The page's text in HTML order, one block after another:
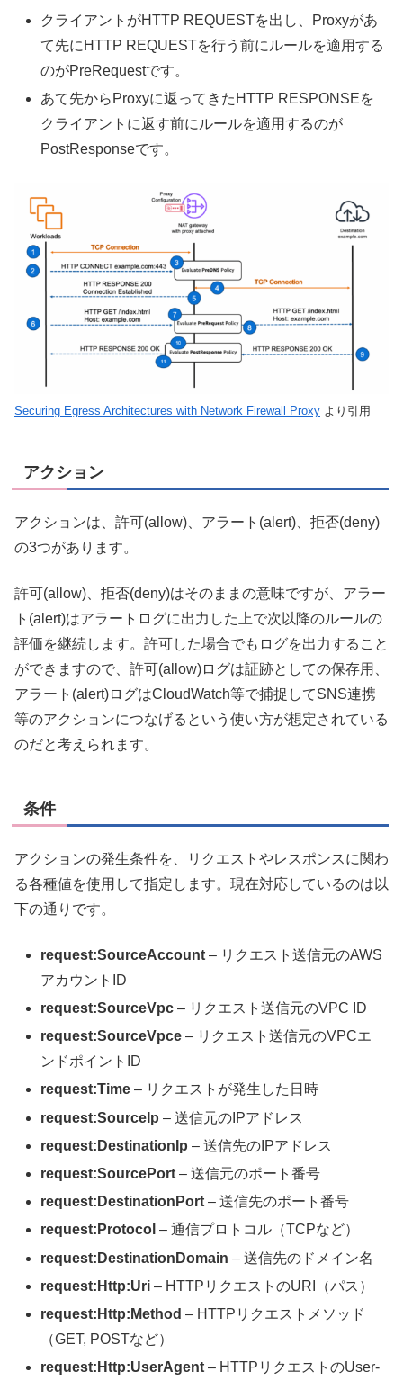
クライアントがHTTP REQUESTを出し、Proxyがあ
て先にHTTP REQUESTを行う前にルールを適用する
のがPreRequestです。
あて先からProxyに返ってきたHTTP RESPONSEを
クライアントに返す前にルールを適用するのが
PostResponseです。
Securing Egress Architectures with Network Firewall Proxy より引用
アクション
アクションは、許可(allow)、アラート(alert)、拒否(deny)
の3つがあります。
許可(allow)、拒否(deny)はそのままの意味ですが、アラー
ト(alert)はアラートログに出力した上で次以降のルールの
評価を継続します。許可した場合でもログを出力すること
ができますので、許可(allow)ログは証跡としての保存用、
アラート(alert)ログはCloudWatch等で捕捉してSNS連携
等のアクションにつなげるという使い方が想定されている
のだと考えられます。
条件
アクションの発生条件を、リクエストやレスポンスに関わ
る各種値を使用して指定します。現在対応しているのは以
下の通りです。
request:SourceAccount – リクエスト送信元のAWS
アカウントID
request:SourceVpc – リクエスト送信元のVPC ID
request:SourceVpce – リクエスト送信元のVPCエ
ンドポイントID
request:Time – リクエストが発生した日時
request:SourceIp – 送信元のIPアドレス
request:DestinationIp – 送信先のIPアドレス
request:SourcePort – 送信元のポート番号
request:DestinationPort – 送信先のポート番号
request:Protocol – 通信プロトコル（TCPなど）
request:DestinationDomain – 送信先のドメイン名
request:Http:Uri – HTTPリクエストのURI（パス）
request:Http:Method – HTTPリクエストメソッド
（GET, POSTなど）
request:Http:UserAgent – HTTPリクエストのUser-